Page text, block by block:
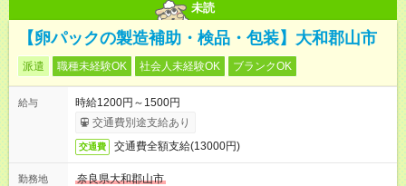
未読
【卵パックの製造補助・検品・包装】大和郡山市
派遣 職種未経験OK 社会人未経験OK ブランクOK
給与
時給1200円～1500円
交通費別途支給あり
交通費 交通費全額支給(13000円)
勤務地
奈良県大和郡山市